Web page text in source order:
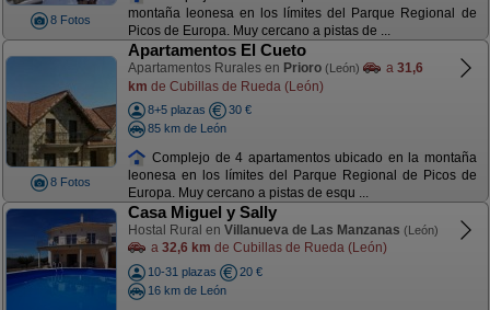
8 Fotos
montaña leonesa en los límites del Parque Regional de
Picos de Europa. Muy cercano a pistas de ...
8 Fotos
Apartamentos El Cueto
Apartamentos Rurales en Prioro (León) a 31,6
km de Cubillas de Rueda (León)
8+5 plazas
30 €
85 km de León
Complejo de 4 apartamentos ubicado en la montaña
leonesa en los límites del Parque Regional de Picos de
Europa. Muy cercano a pistas de esqu ...
Casa Miguel y Sally
Hostal Rural en Villanueva de Las Manzanas (León)
a 32,6 km de Cubillas de Rueda (León)
10-31 plazas
20 €
16 km de León